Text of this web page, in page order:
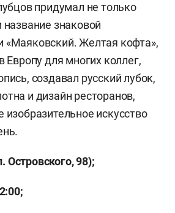
придумал не только
знаковой
«Маяковский. Желтая кофта»,
Европу для многих коллег,
создавал русский лубок,
и дизайн ресторанов,
изобразительное искусство
Островского, 98);